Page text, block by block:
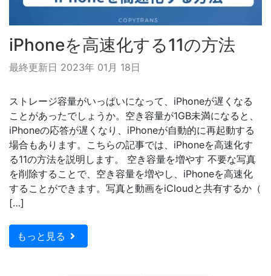
iPhoneを高速化する11の方法
最終更新日 2023年 01月 18日
ストレージ容量がいっぱいになって、iPhoneが遅くなる
ことがあったでしょうか。空き容量が1GB未満になると、
iPhoneの応答が遅くなり、iPhoneが自動的に再起動する
場合もあります。こちらの記事では、iPhoneを高速化す
る11の方法を説明します。 空き容量を増やす 不要な写真
を削除することで、空き容量を増やし、iPhoneを高速化
することができます。写真と動画をiCloudと共有するか（
[…]
もっと見る